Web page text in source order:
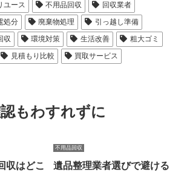
ユース 不用品回収
回収業者
処分 廃棄物処理
引っ越し準備
収 環境対策 生活改善
粗大ゴミ
見積もり比較
買取サービス
もわすれずに
収はどこ
不用品回収
遺品整理業者選びで避ける